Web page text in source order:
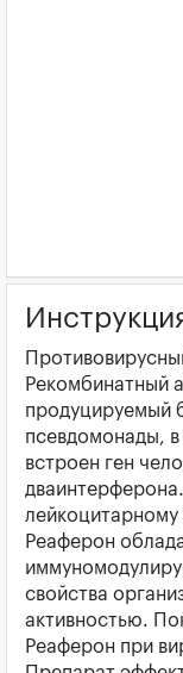
Рекомбинатный
продуцируемый
псевдомонады, в
встроен ген
лейкоцитарному
Реаферон
свойства
активностью.
Реаферон при